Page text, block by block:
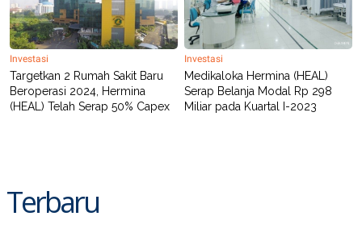
Investasi
Targetkan 2 Rumah Sakit Baru
Beroperasi 2024, Hermina
(HEAL) Telah Serap 50% Capex
Investasi
Medikaloka Hermina (HEAL)
Serap Belanja Modal Rp 298
Miliar pada Kuartal I-2023
Terbaru